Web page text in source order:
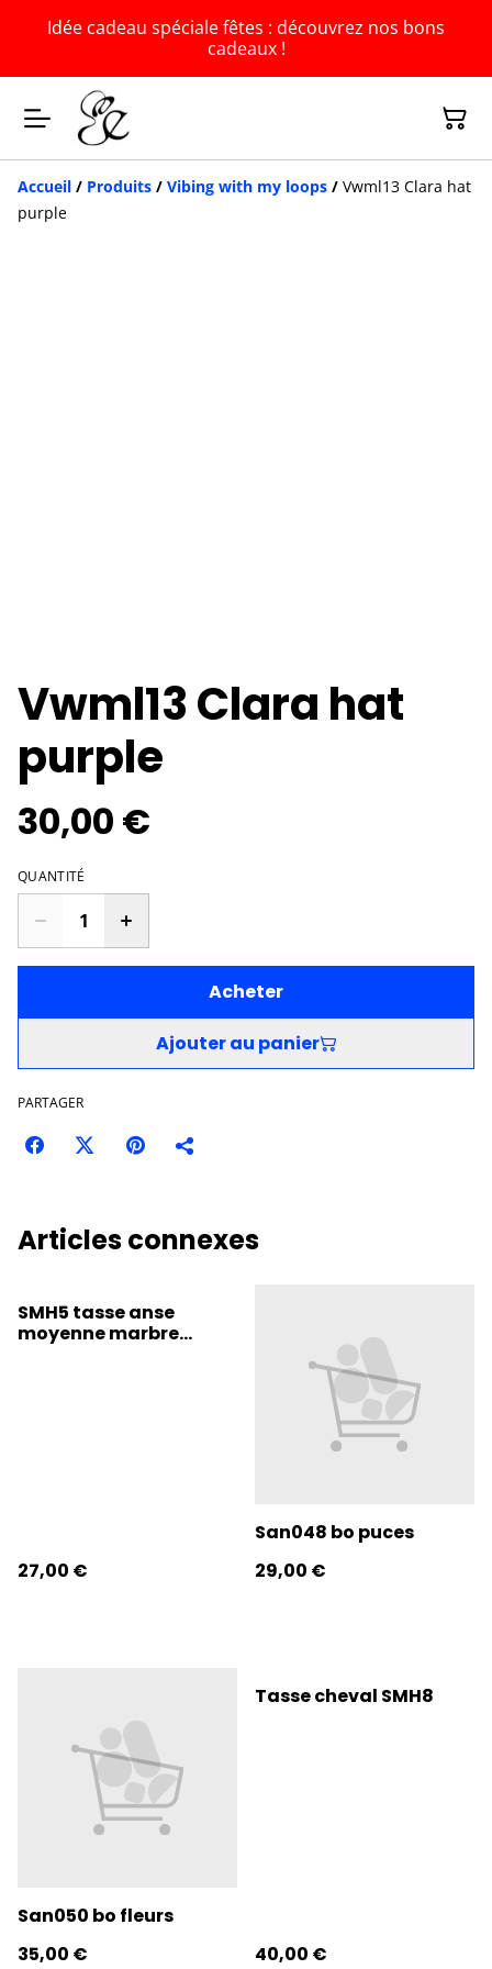
Idée cadeau spéciale fêtes : découvrez nos bons
cadeaux !
Accueil / Produits / Vibing with my loops / Vwml13 Clara hat
purple
Vwml13 Clara hat
purple
30,00 €
QUANTITÉ
Acheter
Ajouter au panier
PARTAGER
Articles connexes
SMH5 tasse anse
moyenne marbre
27,00 €
San048 bo puces
29,00 €
San050 bo fleurs
35,00 €
Tasse cheval SMH8
40,00 €